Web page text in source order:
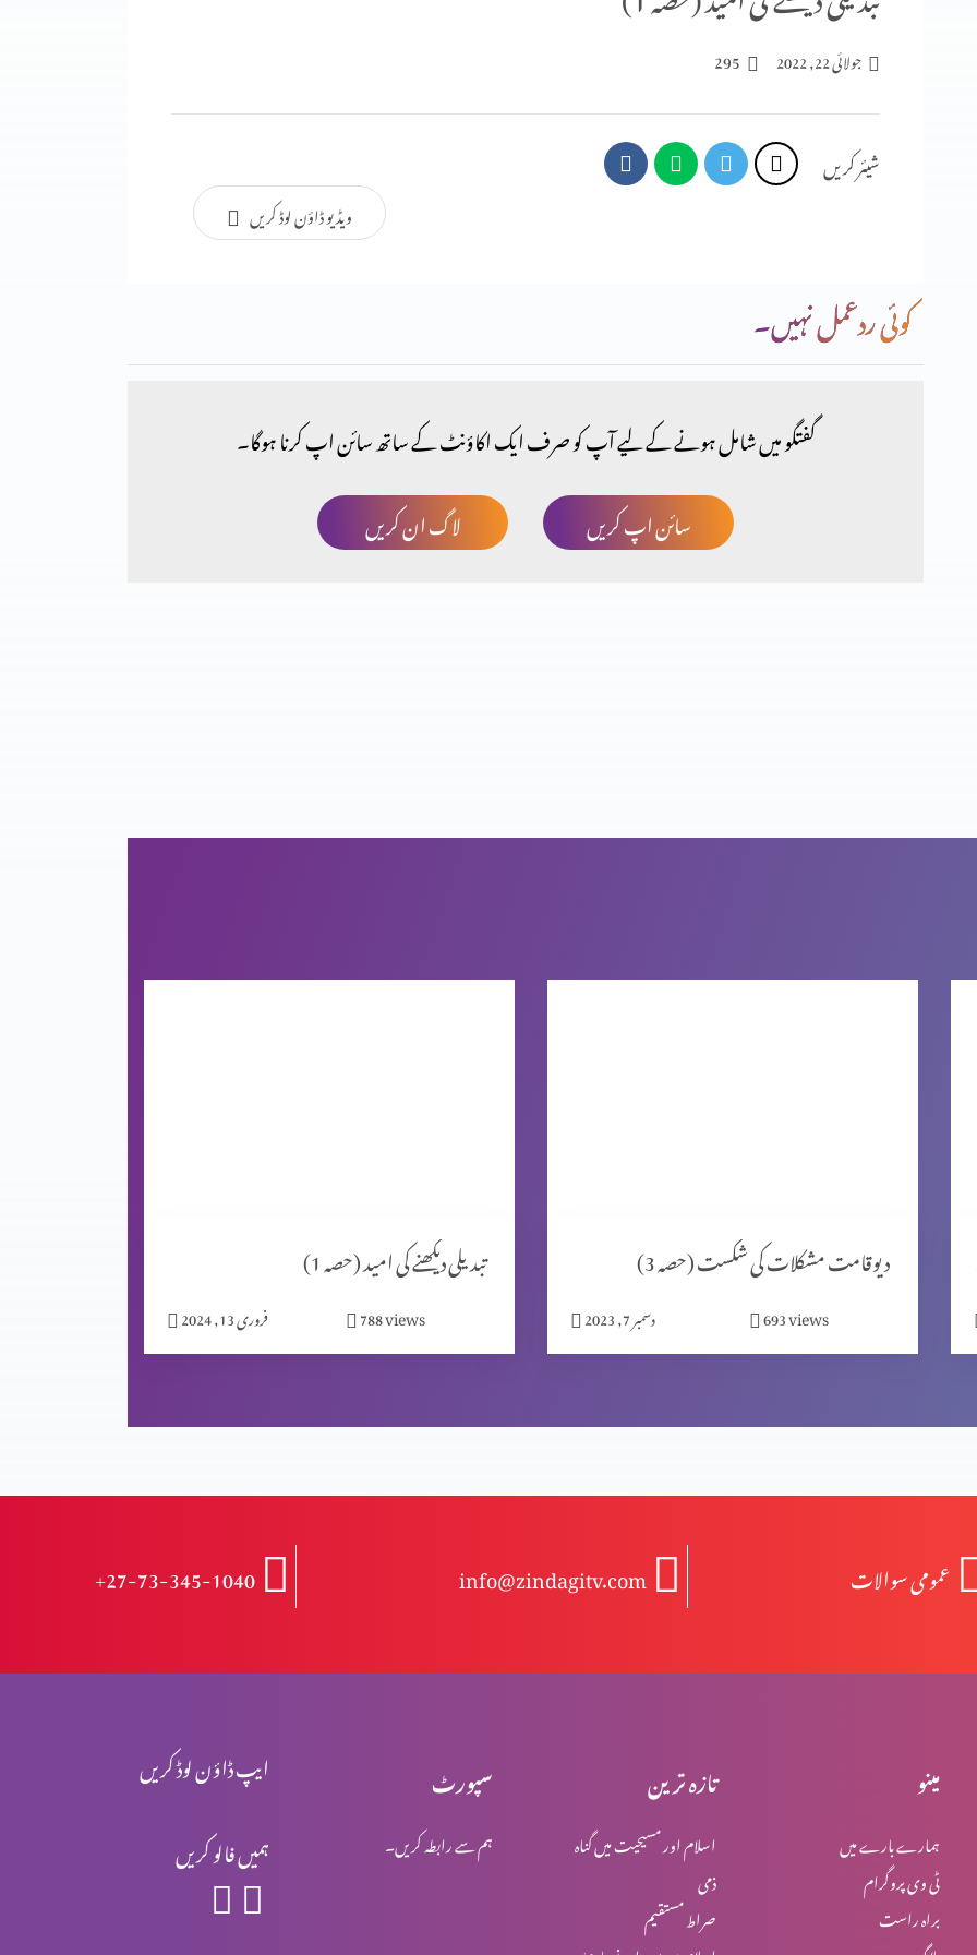
جولائی 22, 2022 295
شیئر کریں
ویڈیو ڈاؤن لوڈ کریں
کوئی ردعمل نہیں۔
گفتگو میں شامل ہونے کے لیے آپ کو صرف ایک اکاؤنٹ کے ساتھ سائن اپ کرنا ہوگا۔
لاگ ان کریں
سائن اپ کریں
تبدیلی دیکھنے کی امید (حصہ 1)
فروری 13, 2024 788views
دیوقامت مشکلات کی شکست (حصہ 3)
دسمبر 7, 2023 693views
+27-73-345-1040 info@zindagitv.com عمومی سوالات
ایپ ڈاؤن لوڈ کریں
ہمیں فالو کریں
سپورٹ
ہم سے رابطہ کریں۔
تازہ ترین
اسلام اور مسیحیت میں گناہ
ذمی
صراط مستقیم
مینو
ہمارے بارے میں
ٹی وی پروگرام
براہ راست